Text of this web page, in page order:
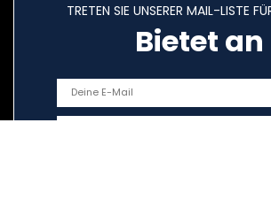
TRETEN SIE UNSERER MAIL-LISTE
Bietet an